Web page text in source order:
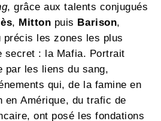
, grâce aux talents conjugués
, Mitton puis Barison,
précis les zones les plus
secret : la Mafia. Portrait
par les liens du sang,
qui, de la famine en
en Amérique, du trafic de
ont posé les fondations